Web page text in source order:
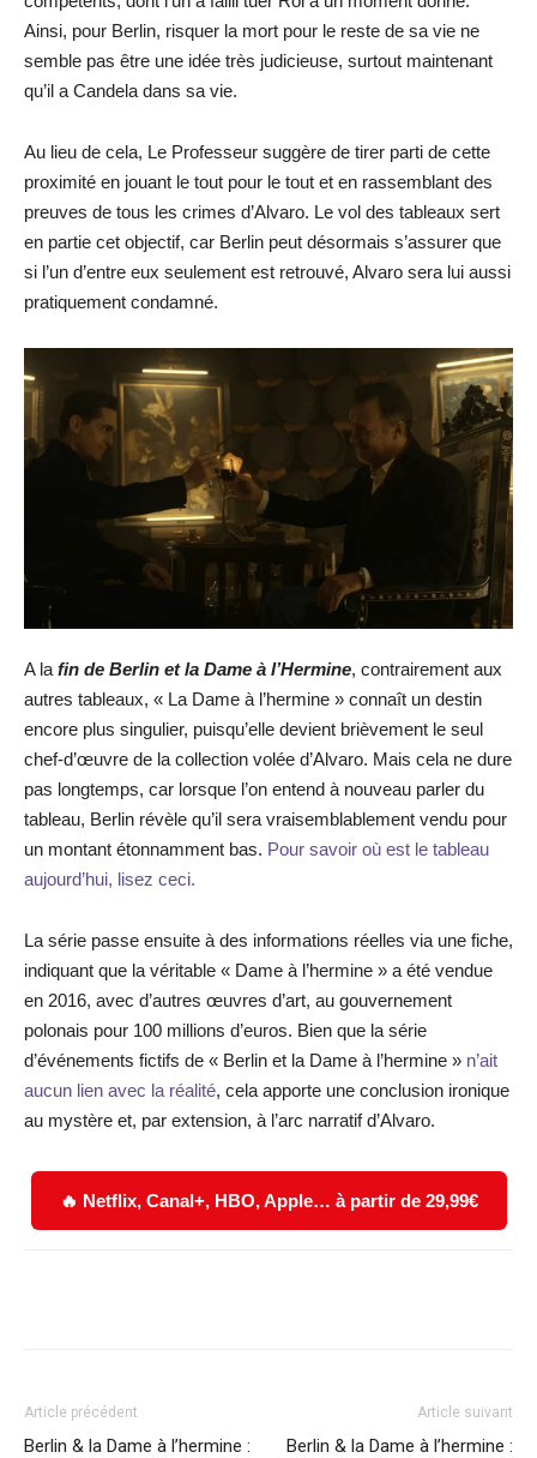
Ainsi, pour Berlin, risquer la mort pour le reste de sa vie ne
semble pas être une idée très judicieuse, surtout maintenant
qu’il a Candela dans sa vie.
Au lieu de cela, Le Professeur suggère de tirer parti de cette
proximité en jouant le tout pour le tout et en rassemblant des
preuves de tous les crimes d’Alvaro. Le vol des tableaux sert
en partie cet objectif, car Berlin peut désormais s’assurer que
si l’un d’entre eux seulement est retrouvé, Alvaro sera lui aussi
pratiquement condamné.
A la fin de Berlin et la Dame à l’Hermine, contrairement aux
autres tableaux, « La Dame à l’hermine » connaît un destin
encore plus singulier, puisqu’elle devient brièvement le seul
chef-d’œuvre de la collection volée d’Alvaro. Mais cela ne dure
pas longtemps, car lorsque l’on entend à nouveau parler du
tableau, Berlin révèle qu’il sera vraisemblablement vendu pour
un montant étonnamment bas. Pour savoir où est le tableau
aujourd’hui, lisez ceci.
La série passe ensuite à des informations réelles via une fiche,
indiquant que la véritable « Dame à l’hermine » a été vendue
en 2016, avec d’autres œuvres d’art, au gouvernement
polonais pour 100 millions d’euros. Bien que la série
d’événements fictifs de « Berlin et la Dame à l’hermine » n’ait
aucun lien avec la réalité, cela apporte une conclusion ironique
au mystère et, par extension, à l’arc narratif d’Alvaro.
🔥 Netflix, Canal+, HBO, Apple… à partir de 29,99€
Article précédent
Berlin & la Dame à l’hermine :
Article suivant
Berlin & la Dame à l’hermine :